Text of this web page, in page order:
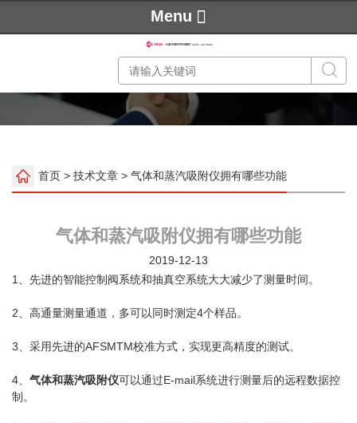
Menu
首页 > 技术文章 > 气体和蒸汽吸附仪拥有哪些功能
气体和蒸汽吸附仪拥有哪些功能
2019-12-13
1、先进的智能控制阀系统和抽真空系统大大减少了测量时间。
2、高通量测量通道，多可以同时测定4个样品。
3、采用先进的AFSMTM校准方式，实现更高精度的测试。
4、 气体和蒸汽吸附仪可以通过E-mail系统进行测量后的远程数据控
制。